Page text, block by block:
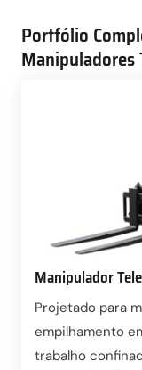
Portfólio
Manipuladores
Manipulador
Projetado para
empilhamento
trabalho